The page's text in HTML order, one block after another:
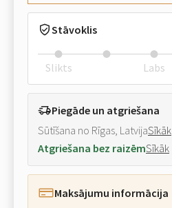
Stāvoklis
Slikts Labs
Piegāde un atgriešana
Sūtīšana no Rīgas, LatvijaSīkāk
Atgriešana bez raizēmSīkāk
Maksājumu informācija